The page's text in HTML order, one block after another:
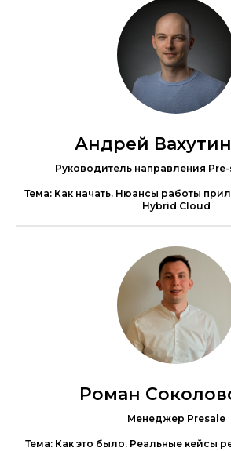
Андрей
Руководитель направления Pre-
Тема: Как начать. Нюансы работы
Hybrid Cloud
Роман
Менеджер Presale
Тема: Как это было. Реальные кейсы